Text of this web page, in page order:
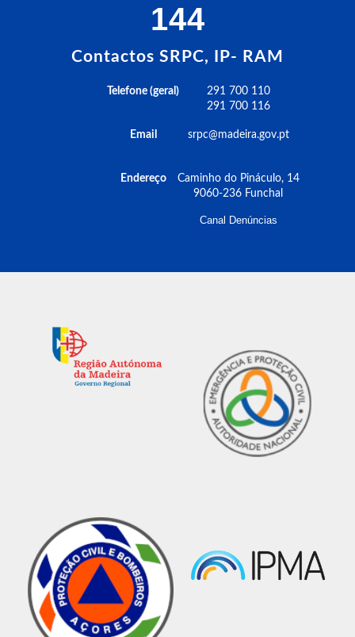
144
Contactos SRPC, IP- RAM
Telefone (geral)
Email
Endereço
291 700 110
291 700 116
srpc@madeira.gov.pt
Caminho do Pináculo, 14
9060-236 Funchal
Canal Denúncias